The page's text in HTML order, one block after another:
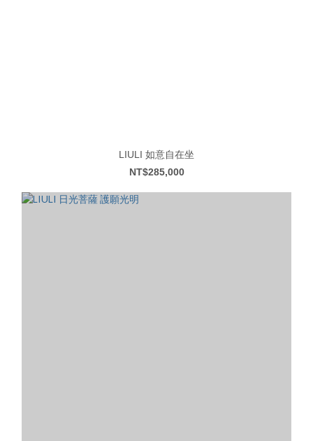
LIULI 如意自在坐
NT$285,000